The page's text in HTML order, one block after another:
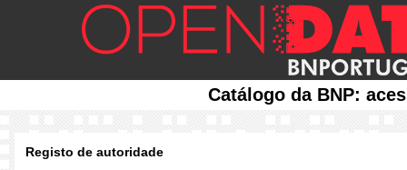
Catálogo da BNP:
Registo de autoridade